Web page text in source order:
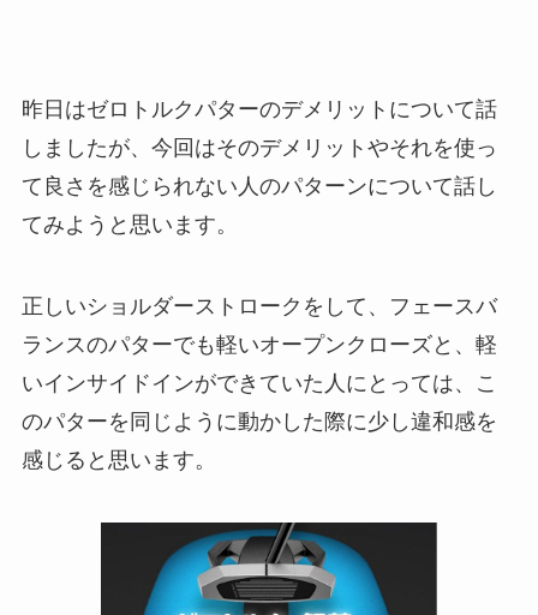
昨日はゼロトルクパターのデメリットについて話
しましたが、今回はそのデメリットやそれを使っ
て良さを感じられない人のパターンについて話し
てみようと思います。
正しいショルダーストロークをして、フェースバ
ランスのパターでも軽いオープンクローズと、軽
いインサイドインができていた人にとっては、こ
のパターを同じように動かした際に少し違和感を
感じると思います。